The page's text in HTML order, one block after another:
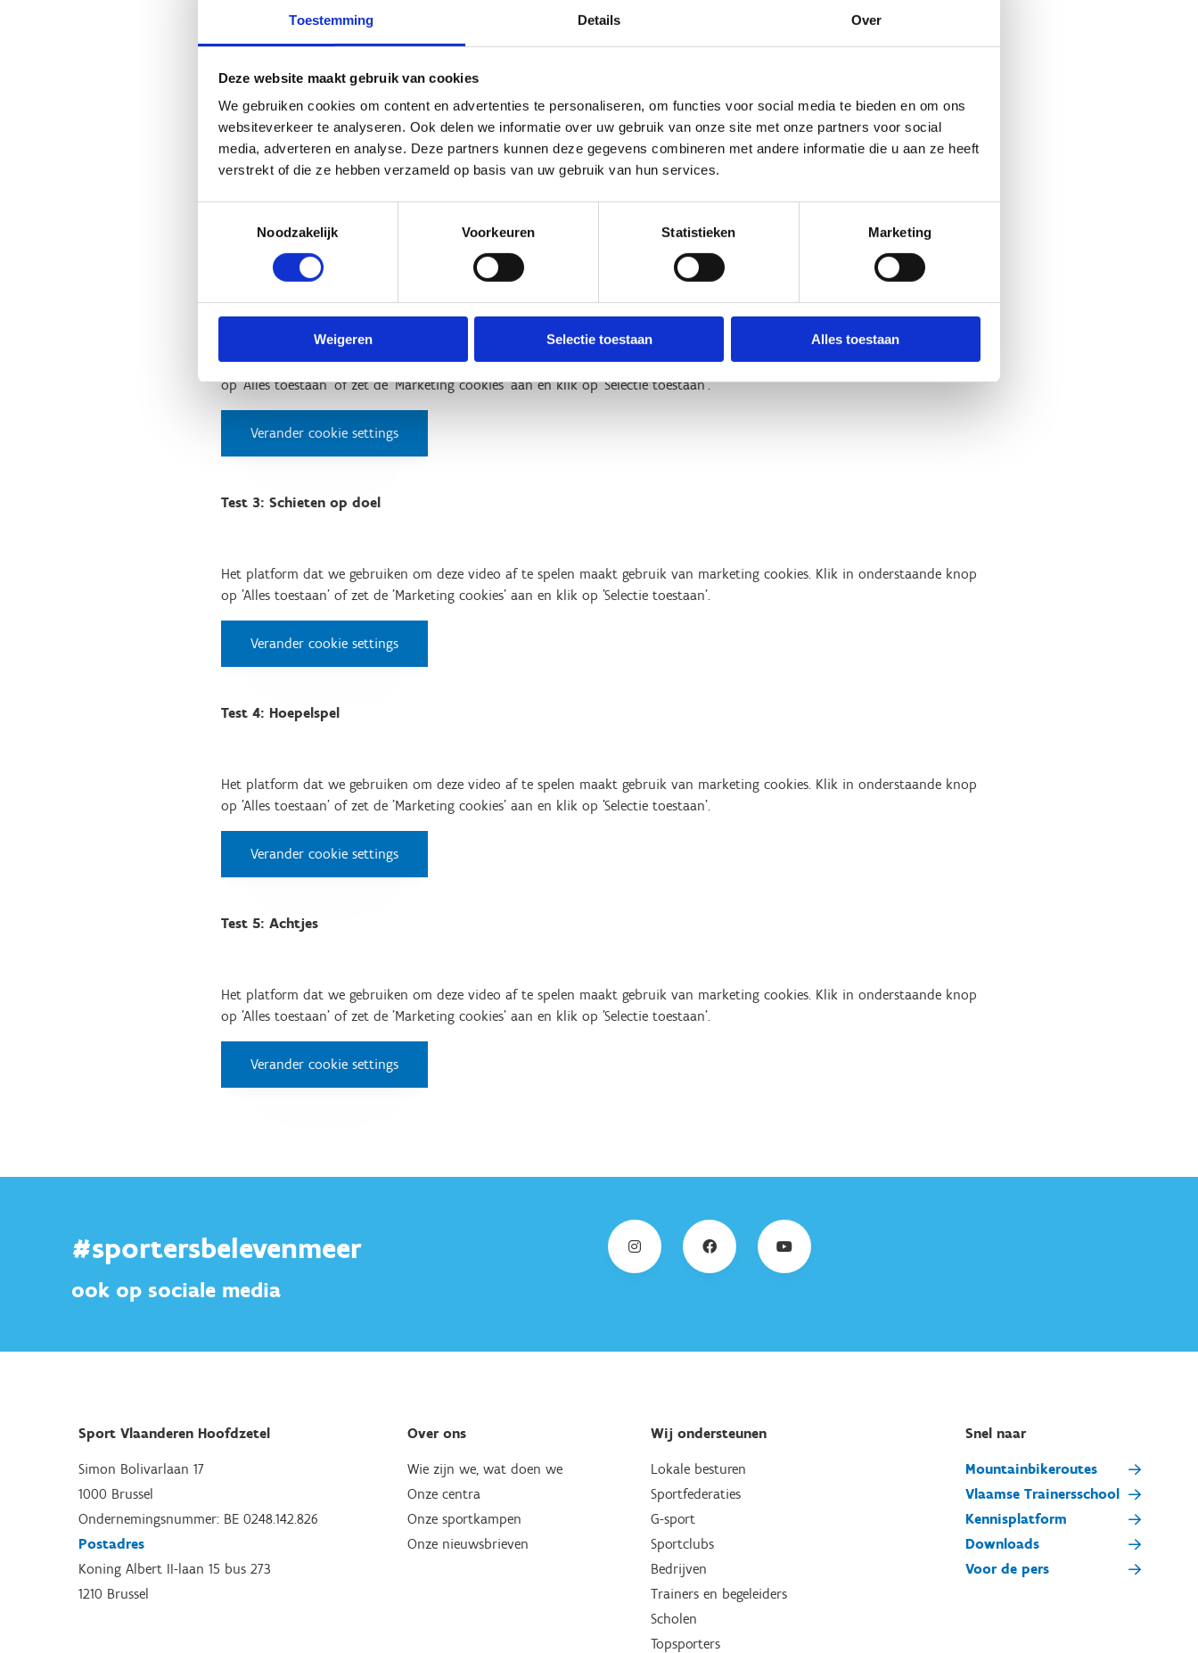
Toestemming Details Over
Deze website maakt gebruik van cookies
We gebruiken cookies om content en advertenties te personaliseren, om functies voor social media te bieden en om ons
websiteverkeer te analyseren. Ook delen we informatie over uw gebruik van onze site met onze partners voor social
media, adverteren en analyse. Deze partners kunnen deze gegevens combineren met andere informatie die u aan ze heeft
verstrekt of die ze hebben verzameld op basis van uw gebruik van hun services.
Noodzakelijk
Voorkeuren Statistieken Marketing
Weigeren Selectie toestaan Alles toestaan
Veldhockey
Test 1: Bal hooghouden
Het platform dat we gebruiken om deze video af te spelen maakt gebruik van marketing cookies. Klik in onderstaande knop
op 'Alles toestaan' of zet de 'Marketing cookies' aan en klik op 'Selectie toestaan'.
Verander cookie settings
Het platform dat we gebruiken om deze video af te spelen maakt gebruik van marketing cookies. Klik in onderstaande knop
op 'Alles toestaan' of zet de 'Marketing cookies' aan en klik op 'Selectie toestaan'.
Verander cookie settings
Test 3: Schieten op doel
Het platform dat we gebruiken om deze video af te spelen maakt gebruik van marketing cookies. Klik in onderstaande knop
op 'Alles toestaan' of zet de 'Marketing cookies' aan en klik op 'Selectie toestaan'.
Verander cookie settings
Test 4: Hoepelspel
Het platform dat we gebruiken om deze video af te spelen maakt gebruik van marketing cookies. Klik in onderstaande knop
op 'Alles toestaan' of zet de 'Marketing cookies' aan en klik op 'Selectie toestaan'.
Verander cookie settings
Test 5: Achtjes
Het platform dat we gebruiken om deze video af te spelen maakt gebruik van marketing cookies. Klik in onderstaande knop
op 'Alles toestaan' of zet de 'Marketing cookies' aan en klik op 'Selectie toestaan'.
Verander cookie settings
#sportersbelevenmeer
ook op sociale media
Sport Vlaanderen Hoofdzetel
Simon Bolivarlaan 17
1000 Brussel
Ondernemingsnummer: BE 0248.142.826
Postadres
Koning Albert II-laan 15 bus 273
1210 Brussel
Over ons
Wie zijn we, wat doen we
Onze centra
Onze sportkampen
Onze nieuwsbrieven
Wij ondersteunen
Lokale besturen
Sportfederaties
G-sport
Sportclubs
Bedrijven
Trainers en begeleiders
Scholen
Topsporters
Snel naar
Mountainbikeroutes
Vlaamse Trainersschool
Kennisplatform
Downloads
Voor de pers